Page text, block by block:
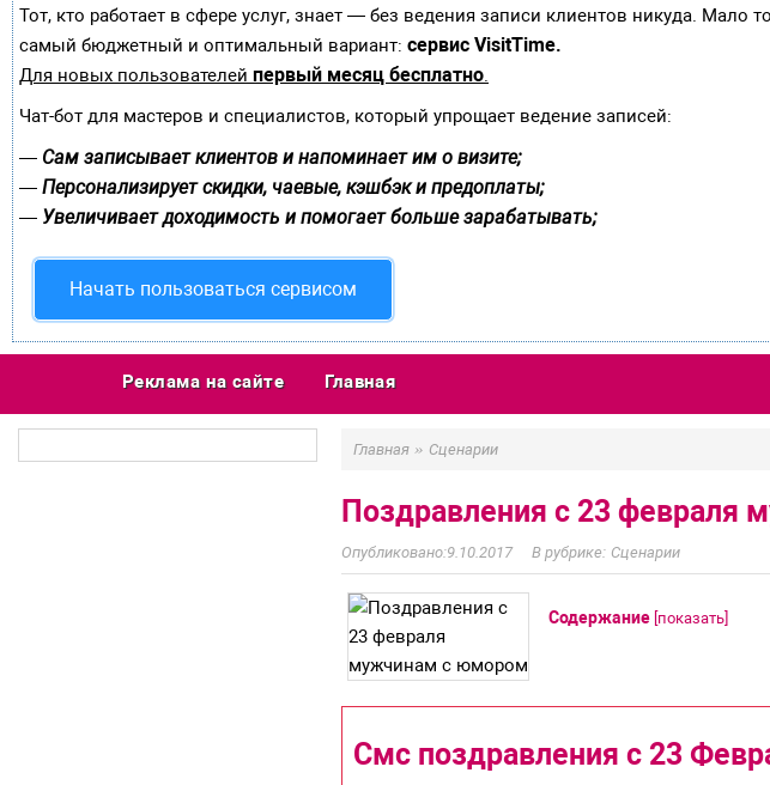
Тот, кто работает в сфере услуг, знает — без ведения записи клиентов никуда.
самый бюджетный и оптимальный вариант: сервис VisitTime.
Для новых пользователей первый месяц бесплатно.
Чат-бот для мастеров и специалистов, который упрощает ведение записей:
— Сам записывает клиентов и напоминает им о визите;
— Персонализирует скидки, чаевые, кэшбэк и предоплаты;
— Увеличивает доходимость и помогает больше зарабатывать;
Начать пользоваться сервисом
Реклама на сайте Главная
Главная » Сценарии
Поздравления с 23
9.10.2017 Сценарии
Содержание [показать]
Смс поздравления с 23